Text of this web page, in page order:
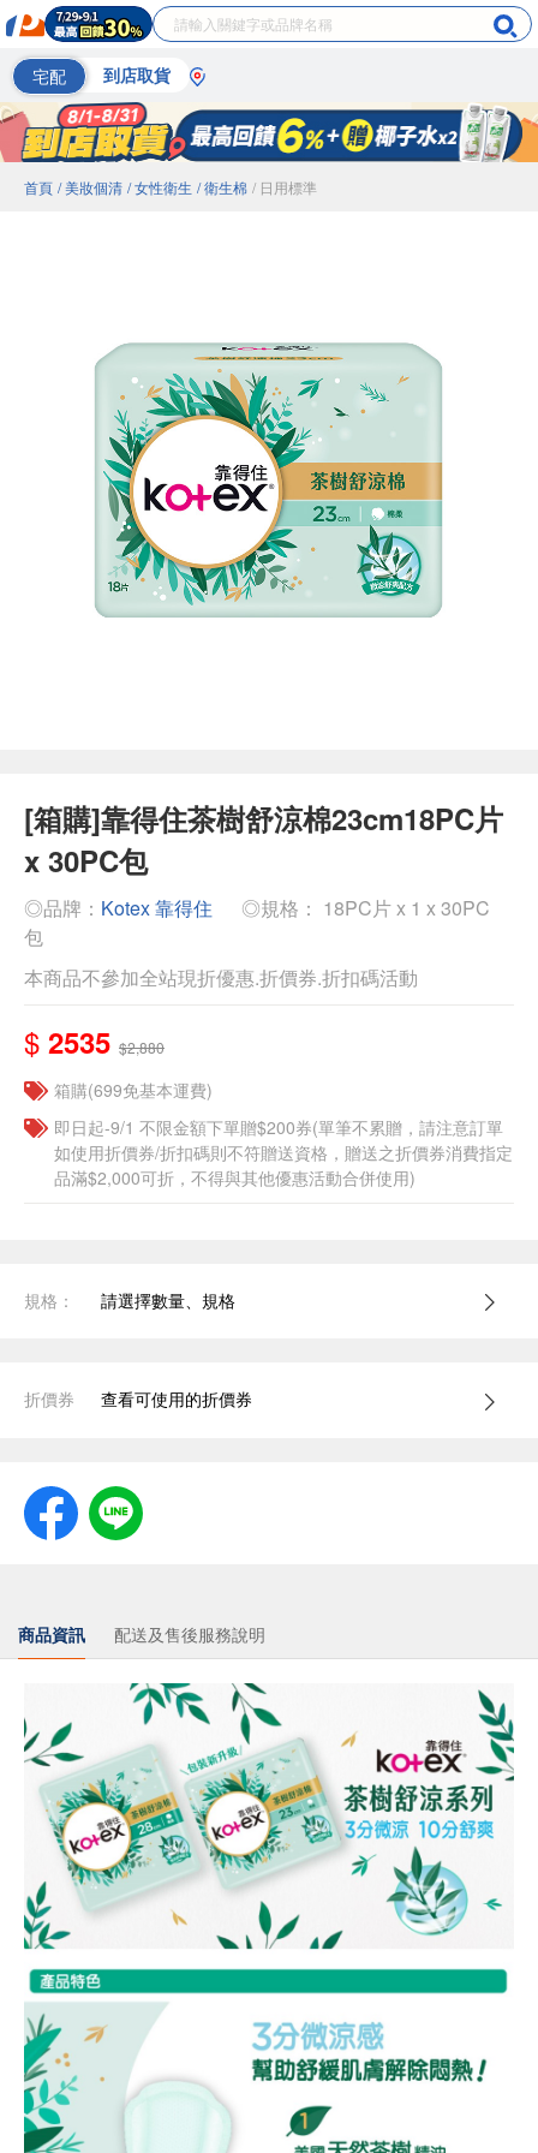
宅配 到店取貨
首頁 / 美妝個清 / 女性衛生 / 衛生棉 / 日用標準
[箱購]靠得住茶樹舒涼棉23cm18PC片
x 30PC包
◎品牌： Kotex 靠得住
◎規格： 18PC片 x 1 x 30PC
包
本商品不參加全站現折優惠.折價券.折扣碼活動
$ 2535 $2,880
箱購(699免基本運費)
即日起-9/1 不限金額下單贈$200券(單筆不累贈，請注意訂單
如使用折價券/折扣碼則不符贈送資格，贈送之折價券消費指定
品滿$2,000可折，不得與其他優惠活動合併使用)
規格： 請選擇數量、規格
折價券 查看可使用的折價券
商品資訊 配送及售後服務說明